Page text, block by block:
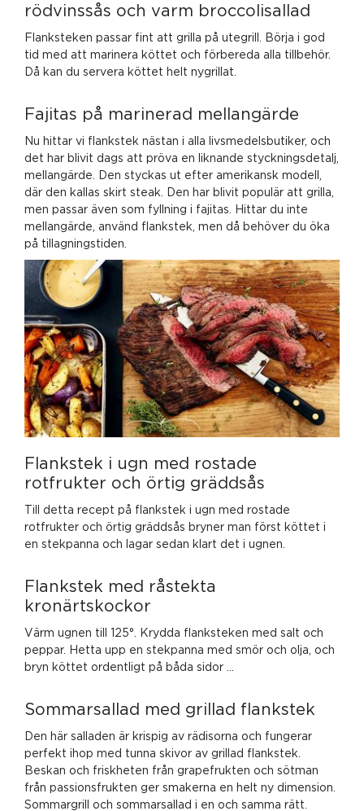
rödvinssås och varm broccolisallad
Flanksteken passar fint att grilla på utegrill. Börja i god
tid med att marinera köttet och förbereda alla tillbehör.
Då kan du servera köttet helt nygrillat.
Fajitas på marinerad mellangärde
Nu hittar vi flankstek nästan i alla livsmedelsbutiker, och
det har blivit dags att pröva en liknande styckningsdetalj,
mellangärde. Den styckas ut efter amerikansk modell,
där den kallas skirt steak. Den har blivit populär att grilla,
men passar även som fyllning i fajitas. Hittar du inte
mellangärde, använd flankstek, men då behöver du öka
på tillagningstiden.
Flankstek i ugn med rostade
rotfrukter och örtig gräddsås
Till detta recept på flankstek i ugn med rostade
rotfrukter och örtig gräddsås bryner man först köttet i
en stekpanna och lagar sedan klart det i ugnen.
Flankstek med råstekta
kronärtskockor
Värm ugnen till 125°. Krydda flanksteken med salt och
peppar. Hetta upp en stekpanna med smör och olja, och
bryn köttet ordentligt på båda sidor …
Sommarsallad med grillad flankstek
Den här salladen är krispig av rädisorna och fungerar
perfekt ihop med tunna skivor av grillad flankstek.
Beskan och friskheten från grapefrukten och sötman
från passionsfrukten ger smakerna en helt ny dimension.
Sommargrill och sommarsallad i en och samma rätt.